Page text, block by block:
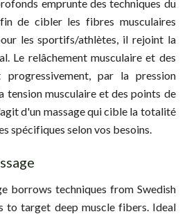
emprunte des techniques du
de cibler les fibres musculaires
les sportifs/athlètes, il rejoint la
Le relâchement musculaire et des
progressivement, par la pression
tension musculaire et des points de
d'un massage qui cible la totalité
spécifiques selon vos besoins.
borrows techniques from Swedish
to target deep muscle fibers. Ideal